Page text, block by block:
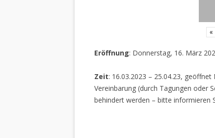
«
Eröffnung: Donnerstag, 16. März
Zeit: 16.03.2023 – 25.04.23,
Vereinbarung (durch Tagungen oder
behindert werden – bitte informieren